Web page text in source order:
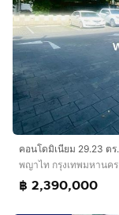
พญาไท กรุงเทพมหานคร
฿ 2,390,000